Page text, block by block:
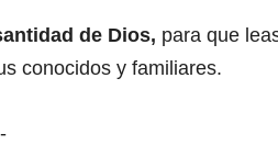
de Dios, para que
conocidos y familiares.